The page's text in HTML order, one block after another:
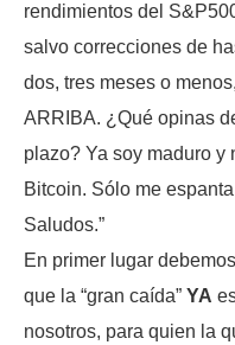
rendimientos del
salvo correcciones de
dos, tres meses o
ARRIBA. ¿Qué opinas
plazo? Ya soy maduro y
Bitcoin. Sólo me
Saludos.”
En primer lugar
que la “gran caída” YA
nosotros, para quien la